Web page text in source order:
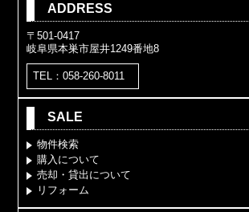
ADDRESS
〒501-0417
岐阜県本巣市屋井1249番地8
TEL：058-260-8011
SALE
物件検索
購入について
売却・貸出について
リフォーム